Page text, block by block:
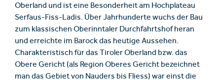
Oberland und ist eine Besonderheit am Hochplateau
Serfaus-Fiss-Ladis. Über Jahrhunderte wuchs der Bau
zum klassischen Oberinntaler Durchfahrtshof heran
und erreichte im Barock das heutige Aussehen.
Charakteristisch für das Tiroler Oberland bzw. das
Obere Gericht (als Region Oberes Gericht bezeichnet
man das Gebiet von Nauders bis Fliess) war einst die